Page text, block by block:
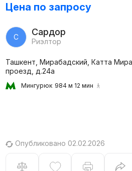
Цена по запросу
С Сардор
Риэлтор
Ташкент, Мирабадский, Катта
проезд, д.24a
Мингурюк 984 м 12 мин
Опубликовано 02.02.2026